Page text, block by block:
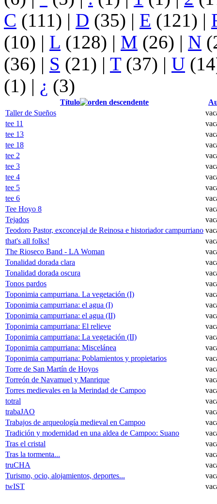
C (111) | D (35) | E (121) |
(10) | L (128) | M (26) | N
(36) | S (21) | T(37) | U
(1) | ¿ (3)
Título
Taller de Sueños
tee 11
tee 13
tee 18
tee 2
tee 3
tee 4
tee 5
tee 6
Tee Hoyo 8
Tejados
Teodoro Pastor, exconcejal de Reinosa e historiador campurriano
that's all folks!
The Rioseco Band - LA Woman
Tonalidad dorada clara
Tonalidad dorada oscura
Tonos pardos
Toponimia campurriana. La vegetación (I)
Toponimia campurriana: el agua (I)
Toponimia campurriana: el agua (II)
Toponimia campurriana: El relieve
Toponimia campurriana: La vegetación (II)
Toponimia campurriana: Miscelánea
Toponimia campurriana: Poblamientos y propietarios
Torre de San Martín de Hoyos
Torreón de Navamuel y Manrique
Torres medievales en la Merindad de Campoo
totral
trabaJAO
Trabajos de arqueología medieval en Campoo
Tradición y modernidad en una aldea de Campoo: Suano
Tras el cristal
Tras la tormenta...
truCHA
Turismo, ocio, alojamientos, deportes...
twIST